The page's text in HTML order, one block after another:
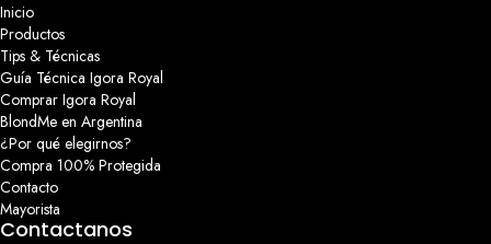
Inicio
Productos
Tips & Técnicas
Guía Técnica Igora Royal
Comprar Igora Royal
BlondMe en Argentina
¿Por qué elegirnos?
Compra 100% Protegida
Contacto
Mayorista
Contactanos